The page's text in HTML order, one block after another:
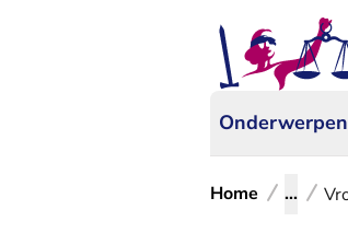
Onderwerpen
Home ...